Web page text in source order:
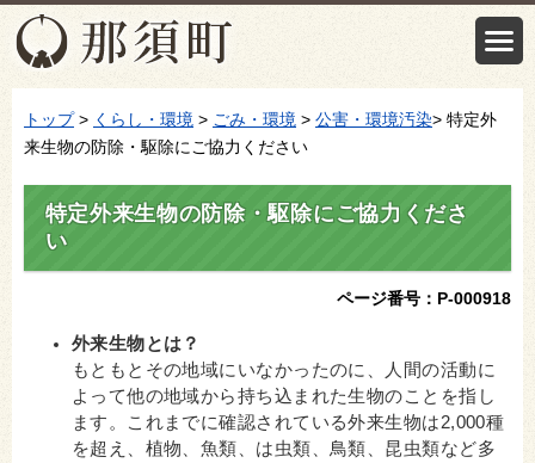
トップ> くらし・環境 > ごみ・環境 > 公害・環境汚染> 特定外
来生物の防除・駆除にご協力ください
特定外来生物の防除・駆除にご協力くださ
い
ページ番号：P-000918
外来生物とは？
もともとその地域にいなかったのに、人間の活動に
よって他の地域から持ち込まれた生物のことを指し
ます。これまでに確認されている外来生物は2,000種
を超え、植物、魚類、は虫類、鳥類、昆虫類など多